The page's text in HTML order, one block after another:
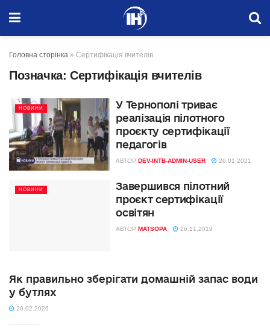
Головна сторінка » Сертифікація вчителів
Позначка: Сертифікація вчителів
НОВИНИ
У Тернополі триває
реалізація пілотного
проєкту сертифікації
педагогів
АВТОР DEV-INTB-ADMIN-USER 26.01.2021
НОВИНИ
Завершився пілотний
проєкт сертифікації
освітян
АВТОР MATSOPA 26.11.2019
Як правильно зберігати домашній запас води
у бутлях
20.02.2026